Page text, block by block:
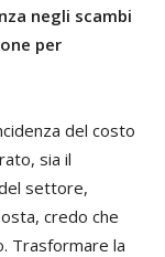
negli scambi
per
del costo
sia il
settore,
credo che
Trasformare la